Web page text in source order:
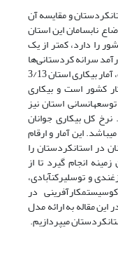
و مقایسه آن
نابسامان این استان
از جمعیت کشور را دارد، کمتر از یک
سرانه کردستانی‌ها
کمتر از نصف میانگین درآمد سرانه کشور است، آمار بیکاری استان 3/13
کشور است و بیکاری
شاخص توسعه­انسانی استان نیز
کل بیکاری جوانان
وخیم­تری دارد و 25 درصد میباشد. این آمار و ارقام
در استان­کردستان را
انجام گیرد تا از
و توسلی­رکن­آبادی،
در
مقاله به ارائه مدل
می­پردازیم.